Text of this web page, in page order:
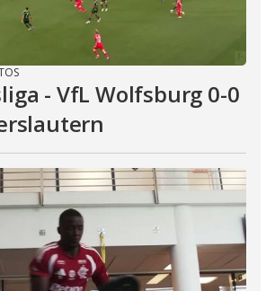
- VfL Wolfsburg 0-0